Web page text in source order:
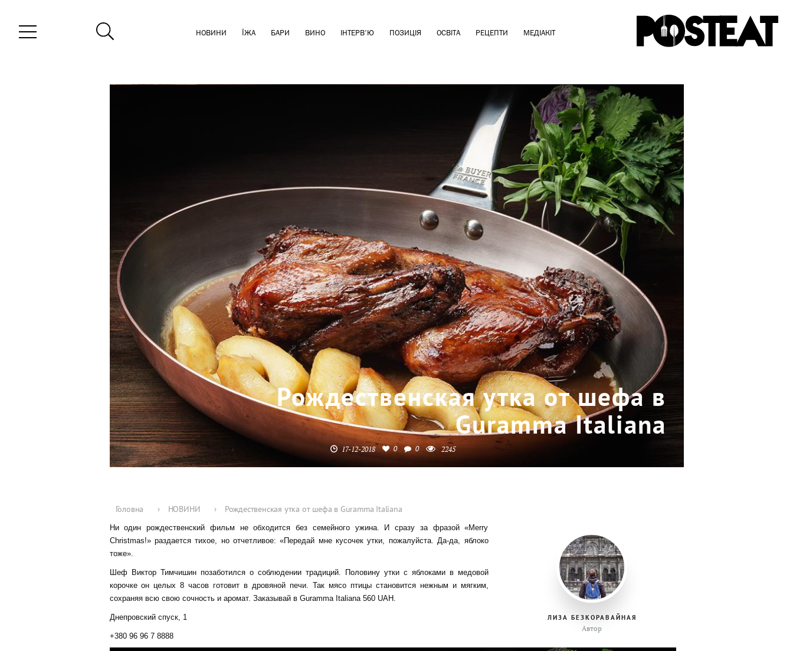
НОВИНИ ЇЖА БАРИ ВИНО ІНТЕРВ'Ю ПОЗИЦІЯ ОСВІТА РЕЦЕПТИ МЕДІАКІТ
Рождественская утка от шефа в
Guramma Italiana
17-12-2018 0 0 2245
Головна › НОВИНИ › Рождественская утка от шефа в Guramma Italiana
Ни один рождественский фильм не обходится без семейного ужина. И сразу за фразой «Merry
Christmas!» раздается тихое, но отчетливое: «Передай мне кусочек утки, пожалуйста. Да-да, яблоко
тоже».
Шеф Виктор Тимчишин позаботился о соблюдении традиций. Половину утки с яблоками в медовой
корочке он целых 8 часов готовит в дровяной печи. Так мясо птицы становится нежным и мягким,
сохраняя всю свою сочность и аромат. Заказывай в Guramma Italiana 560 UAH.
Днепровский спуск, 1
+380 96 96 7 8888
ЛИЗА БЕЗКОРАВАЙНАЯ
Автор